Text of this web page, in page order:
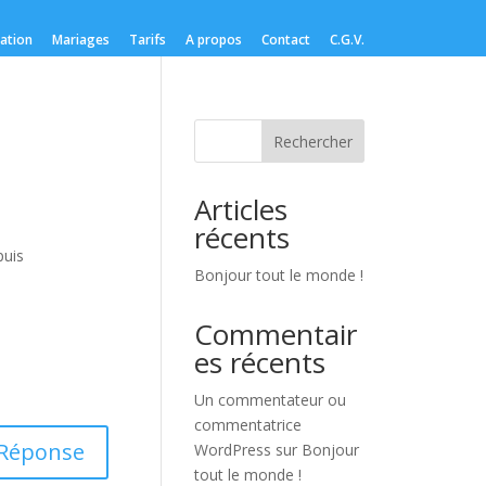
Mariages Tarifs A propos Contact C.G.V.
Rechercher
Articles
récents
Bonjour tout le monde !
Commentair
es récents
Un commentateur ou
commentatrice
WordPress sur Bonjour
tout le monde !